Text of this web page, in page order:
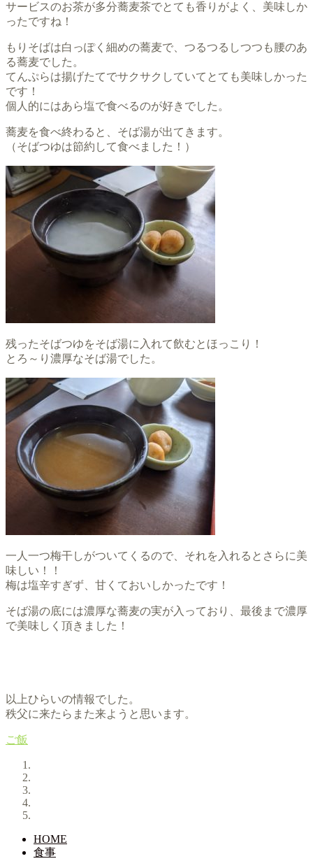
サービスのお茶が多分蕎麦茶でとても香りがよく、美味しか
ったですね！
もりそばは白っぽく細めの蕎麦で、つるつるしつつも腰のあ
る蕎麦でした。
てんぷらは揚げたてでサクサクしていてとても美味しかった
です！
個人的にはあら塩で食べるのが好きでした。
蕎麦を食べ終わると、そば湯が出てきます。
（そばつゆは節約して食べました！）
残ったそばつゆをそば湯に入れて飲むとほっこり！
とろ～り濃厚なそば湯でした。
一人一つ梅干しがついてくるので、それを入れるとさらに美
味しい！！
梅は塩辛すぎず、甘くておいしかったです！
そば湯の底には濃厚な蕎麦の実が入っており、最後まで濃厚
で美味しく頂きました！
以上ひらいの情報でした。
秩父に来たらまた来ようと思います。
ご飯
HOME
食事